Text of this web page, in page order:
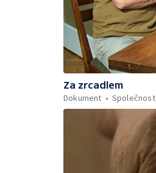
Za zrcadlem
Dokument
Společnost